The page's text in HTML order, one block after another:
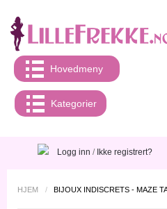
Hovedmeny
Kategorier
Logg inn / Ikke registrert?
HJEM / BIJOUX INDISCRETS - MAZE